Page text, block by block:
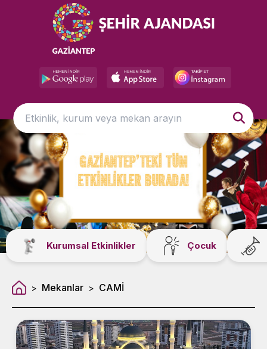
Kurumsal Etkinlikler Çocuk
> Mekanlar > CAMİ